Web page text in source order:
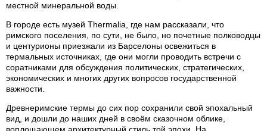
местной минеральной воды.
В городе есть музей Thermalia, где нам рассказали, что
римского поселения, по сути, не было, но почетные полководцы
и центурионы приезжали из Барселоны освежиться в
термальных источниках, где они могли проводить встречи с
соратниками для обсуждения политических, стратегических,
экономических и многих других вопросов государственной
важности.
Древнеримские термы до сих пор сохранили свой эпохальный
вид, и дошли до наших дней в своём сказочном облике,